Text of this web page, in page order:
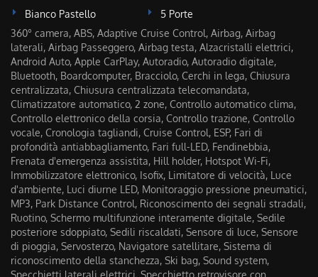
Bianco Pastello
5 Porte
360° camera, ABS, Adaptive Cruise Control, Airbag, Airbag
laterali, Airbag Passeggero, Airbag testa, Alzacristalli elettrici,
Android Auto, Apple CarPlay, Autoradio, Autoradio digitale,
Bluetooth, Boardcomputer, Bracciolo, Cerchi in lega, Chiusura
centralizzata, Chiusura centralizzata telecomandata,
Climatizzatore automatico, 2 zone, Controllo automatico clima,
Controllo elettronico della corsia, Controllo trazione, Controllo
vocale, Cronologia tagliandi, Cruise Control, ESP, Fari di
profondità antiabbagliamento, Fari full-LED, Fendinebbia,
Frenata d'emergenza assistita, Hill holder, Hotspot Wi-Fi,
Immobilizzatore elettronico, Isofix, Limitatore di velocità, Luce
d'ambiente, Luci diurne LED, Monitoraggio pressione pneumatici,
MP3, Park Distance Control, Riconoscimento dei segnali stradali,
Ruotino, Schermo multifunzione interamente digitale, Sedile
posteriore sdoppiato, Sedili riscaldati, Sensore di luce, Sensore
di pioggia, Servosterzo, Navigatore satellitare, Sistema di
riconoscimento della stanchezza, Ski bag, Sound system,
Specchietti laterali elettrici, Specchietto retrovisore con